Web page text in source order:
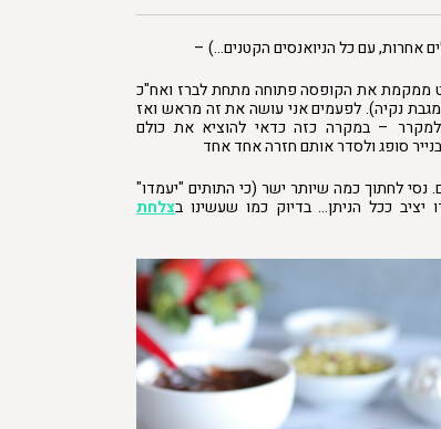
אחרות, עם כל הניואנסים הקטנים…) –
ממקמת את הקופסה פתוחה מתחת לברז ואח"כ
מגבת נקיה). לפעמים אני עושה את זה מראש ואז
– במקרה כזה כדאי להוציא את כולם
סופג ולסדר אותם חזרה אחד אחד
לחתוך כמה שיותר ישר (כי התותים "יעמדו"
יציב ככל הניתן… בדיוק כמו שעשינו בצלחת